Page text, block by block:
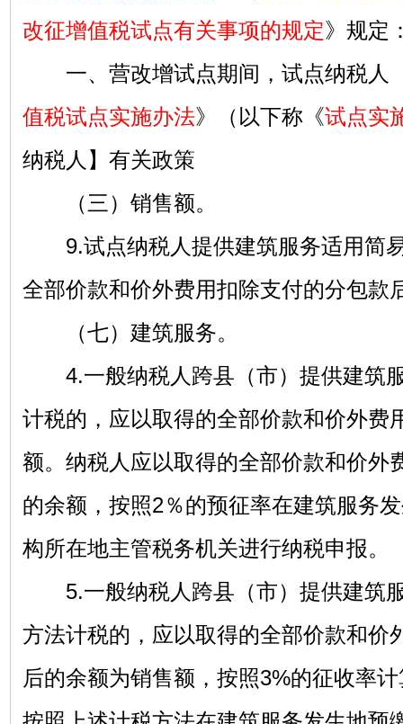
改征增值税试点有关事项的规定》规定
一、营改增试点期间，试点纳税人
值税试点实施办法》（以下称《试点实
纳税人】有关政策
（三）销售额。
9.试点纳税人提供建筑服务适用简
全部价款和价外费用扣除支付的分包款
（七）建筑服务。
4.一般纳税人跨县（市）提供建筑
计税的，应以取得的全部价款和价外费
额。纳税人应以取得的全部价款和价外
的余额，按照2％的预征率在建筑服务
构所在地主管税务机关进行纳税申报。
5.一般纳税人跨县（市）提供建筑
方法计税的，应以取得的全部价款和价
后的余额为销售额，按照3%的征收率